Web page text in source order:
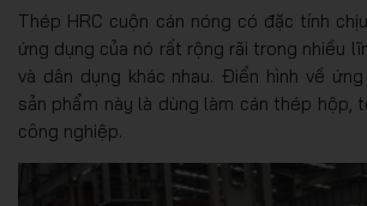
Thép HRC cuộn cán nóng có đặc tính
ứng dụng của nó rất rộng rãi trong nhiều
và dân dụng khác nhau. Điển hình về
sản phẩm này là dùng làm cán thép hộp,
công nghiệp.